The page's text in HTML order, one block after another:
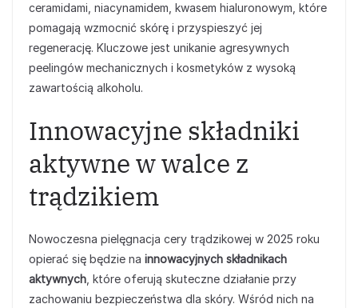
ceramidami, niacynamidem, kwasem hialuronowym, które
pomagają wzmocnić skórę i przyspieszyć jej
regenerację. Kluczowe jest unikanie agresywnych
peelingów mechanicznych i kosmetyków z wysoką
zawartością alkoholu.
Innowacyjne składniki
aktywne w walce z
trądzikiem
Nowoczesna pielęgnacja cery trądzikowej w 2025 roku
opierać się będzie na innowacyjnych składnikach
aktywnych , które oferują skuteczne działanie przy
zachowaniu bezpieczeństwa dla skóry. Wśród nich na